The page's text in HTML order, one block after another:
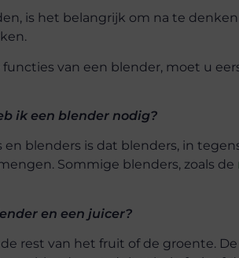
is het belangrijk om na te
van een blender, moet u
ik een blender nodig?
blenders is dat blenders, in
Sommige blenders, zoals de
en een juicer?
rest van het fruit of de groente.